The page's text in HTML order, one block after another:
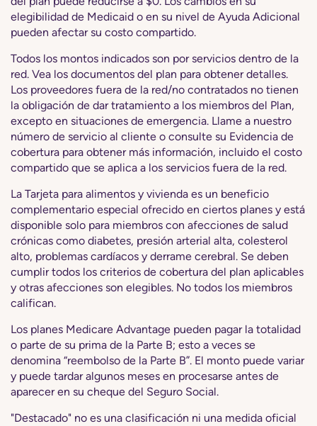
elegibilidad de Medicaid o en su nivel de Ayuda Adicional
pueden afectar su costo compartido.
Todos los montos indicados son por servicios dentro de la
red. Vea los documentos del plan para obtener detalles.
Los proveedores fuera de la red/no contratados no tienen
la obligación de dar tratamiento a los miembros del Plan,
excepto en situaciones de emergencia. Llame a nuestro
número de servicio al cliente o consulte su Evidencia de
cobertura para obtener más información, incluido el costo
compartido que se aplica a los servicios fuera de la red.
La Tarjeta para alimentos y vivienda es un beneficio
complementario especial ofrecido en ciertos planes y está
disponible solo para miembros con afecciones de salud
crónicas como diabetes, presión arterial alta, colesterol
alto, problemas cardíacos y derrame cerebral. Se deben
cumplir todos los criterios de cobertura del plan aplicables
y otras afecciones son elegibles. No todos los miembros
califican.
Los planes Medicare Advantage pueden pagar la totalidad
o parte de su prima de la Parte B; esto a veces se
denomina “reembolso de la Parte B”. El monto puede variar
y puede tardar algunos meses en procesarse antes de
aparecer en su cheque del Seguro Social.
"Destacado" no es una clasificación ni una medida oficial